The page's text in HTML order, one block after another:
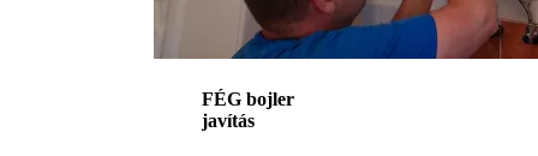
FÉG bojler
javítás